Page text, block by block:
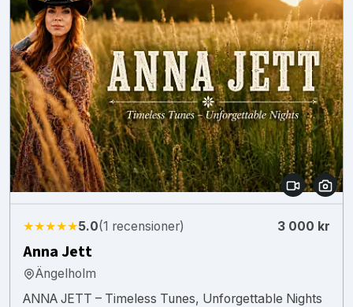
★★★★★5.0(1 recensioner) 3 000 kr
Anna Jett
Ängelholm
ANNA JETT – Timeless Tunes, Unforgettable Nights